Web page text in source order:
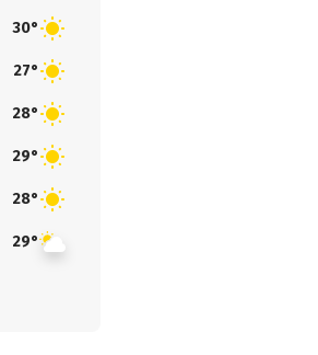
30°
27°
28°
29°
28°
29°